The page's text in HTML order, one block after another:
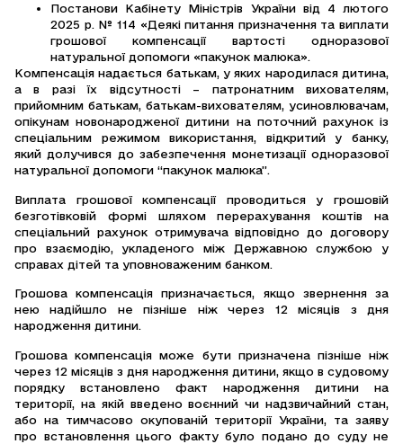
Постанови Кабінету Міністрів України від 4 лютого
2025 р. № 114 «Деякі питання призначення та виплати
грошової компенсації вартості одноразової
натуральної допомоги «пакунок малюка».
Компенсація надається батькам, у яких народилася дитина,
а в разі їх відсутності – патронатним вихователям,
прийомним батькам, батькам-вихователям, усиновлювачам,
опікунам новонародженої дитини на поточний рахунок із
спеціальним режимом використання, відкритий у банку,
який долучився до забезпечення монетизації одноразової
натуральної допомоги “пакунок малюка”.
Виплата грошової компенсації проводиться у грошовій
безготівковій формі шляхом перерахування коштів на
спеціальний рахунок отримувача відповідно до договору
про взаємодію, укладеного між Державною службою у
справах дітей та уповноваженим банком.
Грошова компенсація призначається, якщо звернення за
нею надійшло не пізніше ніж через 12 місяців з дня
народження дитини.
Грошова компенсація може бути призначена пізніше ніж
через 12 місяців з дня народження дитини, якщо в судовому
порядку встановлено факт народження дитини на
території, на якій введено воєнний чи надзвичайний стан,
або на тимчасово окупованій території України, та заяву
про встановлення цього факту було подано до суду не